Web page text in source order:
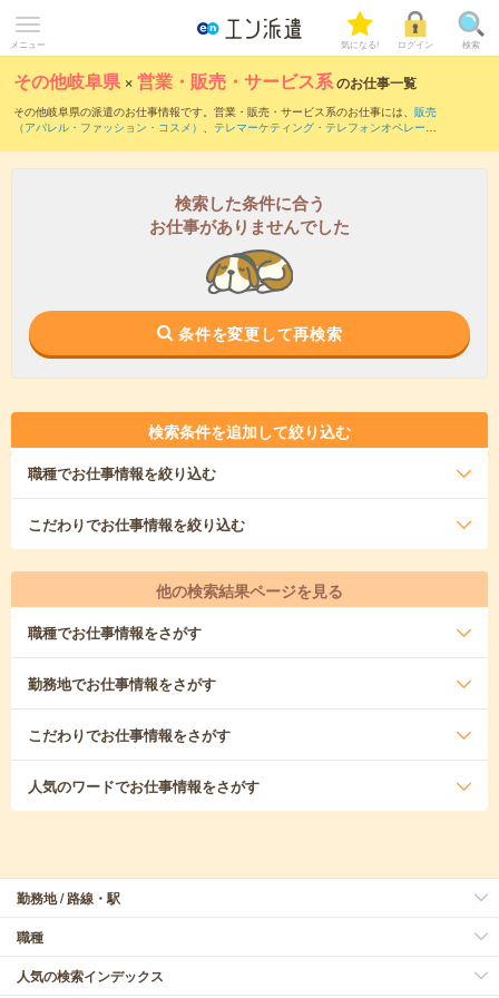
メニュー 気になる! ログイン 検索
その他岐阜県 ×営業・販売・サービス系のお仕事一覧
その他岐阜県の派遣のお仕事情報です。営業・販売・サービス系のお仕事には、 販売
（アパレル・ファッション・コスメ） 、 テレマーケティング・テレフォンオペレータ
けます。
検索した条件に合う
お仕事がありませんでした
条件を変更して再検索
検索条件を追加して絞り込む
職種でお仕事情報を絞り込む
こだわりでお仕事情報を絞り込む
他の検索結果ページを見る
職種でお仕事情報をさがす
勤務地でお仕事情報をさがす
こだわりでお仕事情報をさがす
人気のワードでお仕事情報をさがす
勤務地 / 路線・駅
職種
人気の検索インデックス